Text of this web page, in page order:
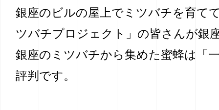
銀座のビルの屋上でミツバチを育て
ツバチプロジェクト」の皆さんが銀
銀座のミツバチから集めた蜜蜂は「
評判です。